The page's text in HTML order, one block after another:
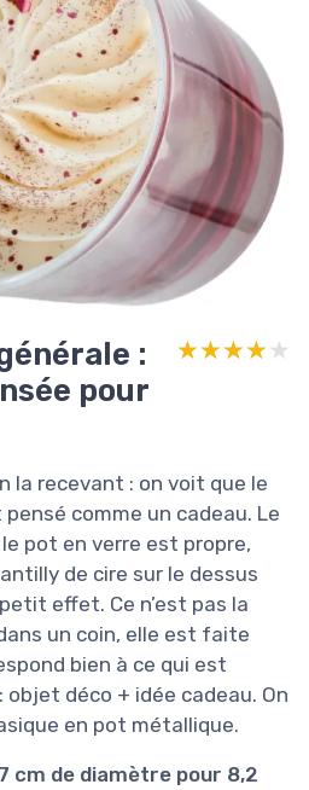
:
pour
★★★★★
★★★★★
la recevant : on voit que le
comme un cadeau. Le
le pot en verre est propre,
de cire sur le dessus
effet. Ce n’est pas la
un coin, elle est faite
bien à ce qui est
objet déco + idée cadeau. On
en pot métallique.
7 cm de diamètre pour 8,2